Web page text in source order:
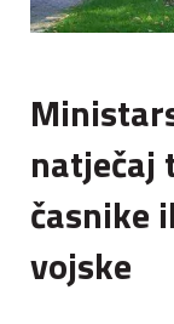
natječaj
časnike
vojske